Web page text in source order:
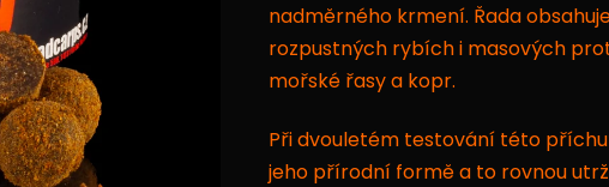
nadměrného krmení. Řada
rozpustných rybích i masových
mořské řasy a kopr.
Při dvouletém testování této
jeho přírodní formě a to rovnou